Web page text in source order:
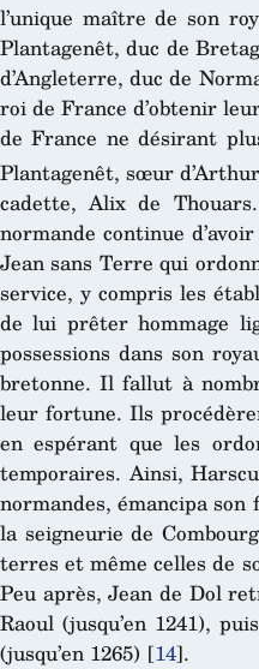
l’unique maître de son
Plantagenêt, duc de
d’Angleterre, duc de
roi de France d’obtenir
de France ne désirant
Plantagenêt, sœur
cadette, Alix de
normande continue
Jean sans Terre qui
service, y compris les
de lui prêter hommage
possessions dans son
bretonne. Il fallut à
leur fortune. Ils
en espérant que les
temporaires. Ainsi,
normandes, émancipa
la seigneurie de
terres et même celles de
Peu après, Jean de Dol
Raoul (jusqu’en 1241),
(jusqu’en 1265) [14].